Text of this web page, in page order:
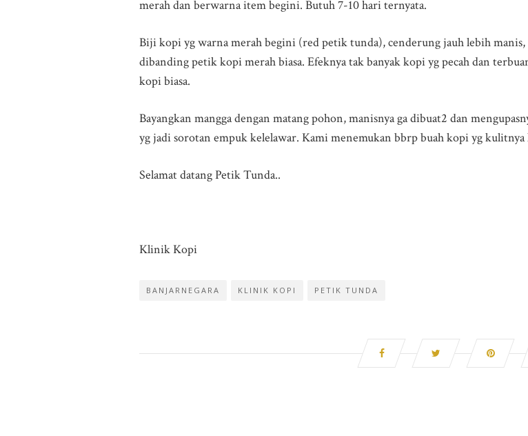
merah dan berwarna item begini. Butuh 7-10 hari ternyata.
Biji kopi yg warna merah begini (red petik tunda), cenderung jauh lebih manis,
dibanding petik kopi merah biasa. Efeknya tak banyak kopi yg pecah dan
kopi biasa.
Bayangkan mangga dengan matang pohon, manisnya ga dibuat2 dan
yg jadi sorotan empuk kelelawar. Kami menemukan bbrp buah kopi yg
Selamat datang Petik Tunda..
Klinik Kopi
BANJARNEGARA KLINIK KOPI PETIK TUNDA